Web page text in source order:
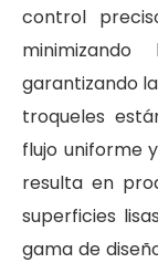
control
garantizando
troqueles
flujo uniforme
resulta en
superficies
gama de